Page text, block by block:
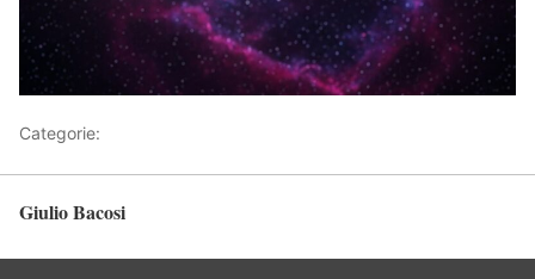
Categorie:
Giulio Bacosi